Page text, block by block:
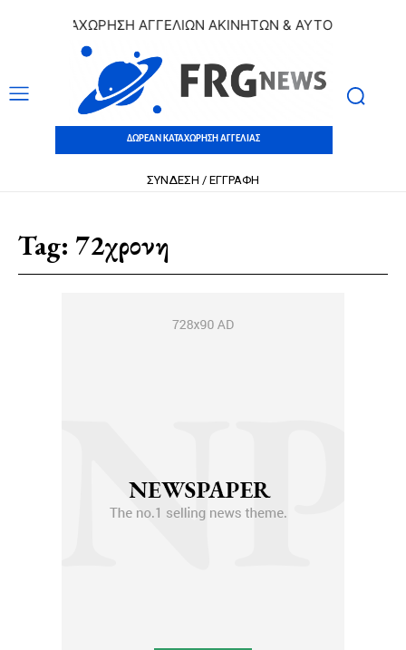
ΚΑΤΑΧΩΡΗΣΗ ΑΓΓΕΛΙΩΝ ΑΚΙΝΗΤΩΝ & ΑΥΤΟΚΙΝΗΤΩΝ |
ΔΩΡΕΑΝ ΚΑΤΑΧΩΡΗΣΗ ΑΓΓΕΛΙΑΣ
ΣΥΝΔΕΣΗ / ΕΓΓΡΑΦΗ
Tag: 72χρονη